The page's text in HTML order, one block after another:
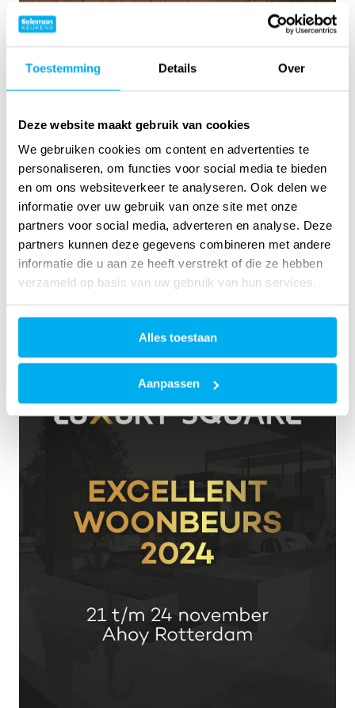
Toestemming Details Over
Deze website maakt gebruik van cookies
We gebruiken cookies om content en advertenties te
personaliseren, om functies voor social media te bieden
en om ons websiteverkeer te analyseren. Ook delen we
informatie over uw gebruik van onze site met onze
partners voor social media, adverteren en analyse. Deze
partners kunnen deze gegevens combineren met andere
informatie die u aan ze heeft verstrekt of die ze hebben
verzameld op basis van uw gebruik van hun services.
Alles toestaan
Aanpassen